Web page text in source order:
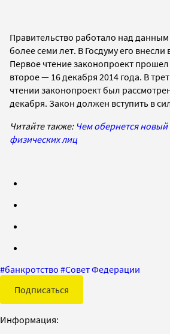
Правительство работало над
более семи лет. В Госдуму его внесли
Первое чтение законопроект прошел
второе— 16 декабря 2014 года. В
чтении законопроект был
декабря. Закон должен вступить в
Читайте также: Чем обернется новый
физических лиц
#банкротство #Совет Федерации
Подписаться
Информация: